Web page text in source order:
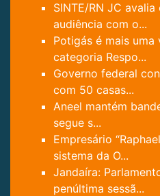
SINTE/RN JC
audiência com o...
Potigás é mais uma
categoria Respo...
Governo federal
com 50 casas...
Aneel mantém
segue s...
Empresário
sistema da O...
Jandaíra:
penúltima sessã...